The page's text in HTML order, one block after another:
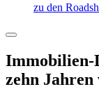
zu den
Immobilien-
zehn